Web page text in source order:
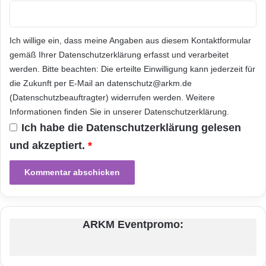
und Wi-Fi HotSpot, Bluetooth 4.0+HS Dual-
Mode Operation und GPS/ Galileo/ SBAS/
QZSS) sowie drahtlosen FM-
Sendeempfängern, und wie diese auf
Einzelchips funktionieren, um Interferenz zu
vermeiden, die durch den Betrieb koexistenter,
drahtloser Telekommunikationssysteme
entsteht. Das Papier diskutiert ebenfalls die
Wärmeenergie, die von in den Chip
integrierten CMOS Leistungsverstärkern
erzeugt wird, und wie diese die GPS-
Empfangsfähigkeiten nennenswert erhöhen.
e
w
h
l
t
d
e
I
S
S
C
C
a
s
g
w
ä
Ich willige ein, dass meine Angaben aus diesem Kontaktformular
gemäß Ihrer Datenschutzerklärung erfasst und verarbeitet
werden. Bitte beachten: Die erteilte Einwilligung kann jederzeit für
die Zukunft per E-Mail an datenschutz@arkm.de
(Datenschutzbeauftragter) widerrufen werden. Weitere
Informationen finden Sie in unserer Datenschutzerklärung.
Ich habe die Datenschutzerklärung gelesen
und akzeptiert. *
ARKM Eventpromo: